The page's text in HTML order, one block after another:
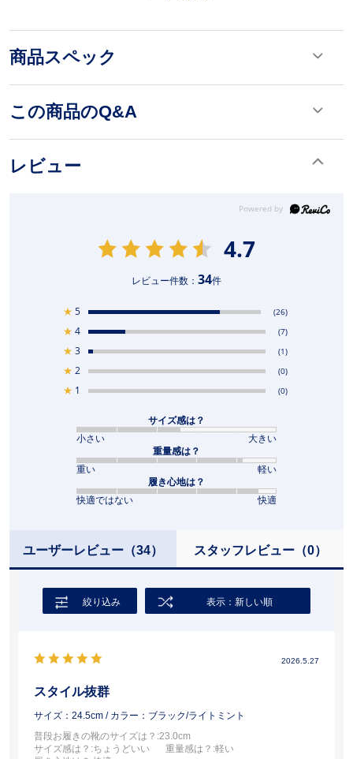
商品スペック
この商品のQ&A
レビュー
4.7
レビュー件数： 34件
★ 5 (26)
★ 4 (7)
★ 3 (1)
★ 2 (0)
★ 1 (0)
サイズ感は？
小さい
大きい
重量感は？
重い
軽い
履き心地は？
快適ではない
快適
ユーザーレビュー（34） スタッフレビュー（0）
絞り込み 表示：新しい順
2026.5.27
スタイル抜群
サイズ：24.5cm / カラー：ブラック/ライトミント
普段お履きの靴のサイズは？ :23.0cm
サイズ感は？ :ちょうどいい 重量感は？ :軽い